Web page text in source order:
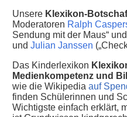
Unsere Klexikon-
Moderatoren Ralph
Sendung mit der Maus“
und Julian Janssen
Das Kinderlexikon
Medienkompetenz und
wie die Wikipedia auf
finden Schülerinnen und
Wichtigste einfach erklärt,